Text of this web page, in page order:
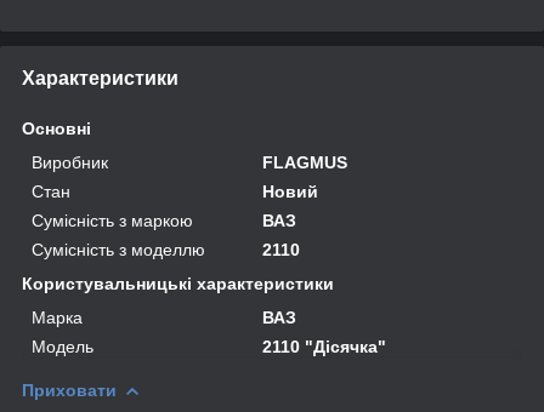
Характеристики
Основні
Виробник
FLAGMUS
Стан
Новий
Сумісність з маркою
ВАЗ
Сумісність з моделлю
2110
Користувальницькі характеристики
Марка
ВАЗ
Мoдель
2110 "Дісячка"
Приховати